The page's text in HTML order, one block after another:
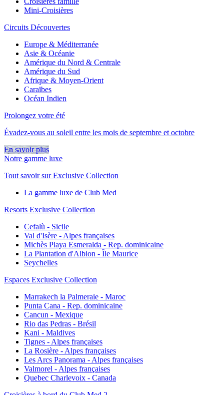
Mini-Croisières
Circuits Découvertes
Europe & Méditerranée
Asie & Océanie
Amérique du Nord & Centrale
Amérique du Sud
Afrique & Moyen-Orient
Caraïbes
Océan Indien
Prolongez votre été
Évadez-vous au soleil entre les mois de septembre et octobre
En savoir plus
Notre gamme luxe
Tout savoir sur Exclusive Collection
La gamme luxe de Club Med
Resorts Exclusive Collection
Cefalù - Sicile
Val d'Isère - Alpes françaises
Michès Playa Esmeralda - Rep. dominicaine
La Plantation d'Albion - Île Maurice
Seychelles
Espaces Exclusive Collection
Marrakech la Palmeraie - Maroc
Punta Cana - Rep. dominicaine
Cancun - Mexique
Rio das Pedras - Brésil
Kani - Maldives
Tignes - Alpes françaises
La Rosière - Alpes françaises
Les Arcs Panorama - Alpes françaises
Valmorel - Alpes françaises
Quebec Charlevoix - Canada